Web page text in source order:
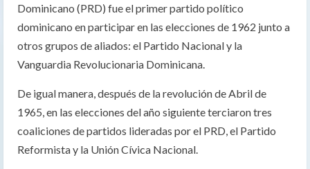
Dominicano (PRD) fue el primer partido político
dominicano en participar en las elecciones de 1962 junto a
otros grupos de aliados: el Partido Nacional y la
Vanguardia Revolucionaria Dominicana.
De igual manera, después de la revolución de Abril de
1965, en las elecciones del año siguiente terciaron tres
coaliciones de partidos lideradas por el PRD, el Partido
Reformista y la Unión Cívica Nacional.